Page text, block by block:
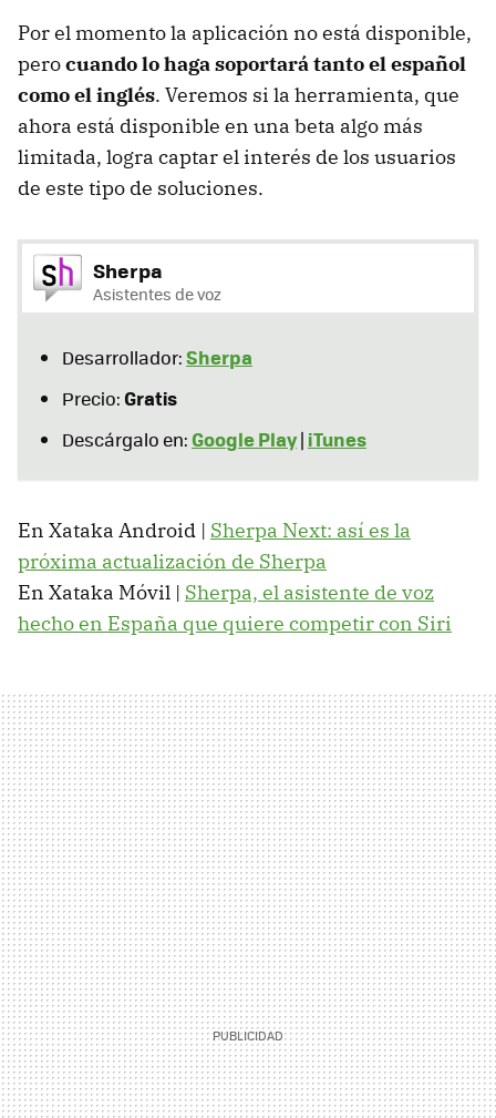
Por el momento la aplicación no está disponible,
perocuando lo haga soportará tanto el español
como el inglés. Veremos si la herramienta, que
ahora está disponible en una beta algo más
limitada, logra captar el interés de los usuarios
de este tipo de soluciones.
Sherpa
Asistentes de voz
Desarrollador:Sherpa
Precio:Gratis
Descárgalo en: Google Play| iTunes
En Xataka Android | Sherpa Next: así es la
próxima actualización de Sherpa
En Xataka Móvil | Sherpa, el asistente de voz
hecho en España que quiere competir con Siri